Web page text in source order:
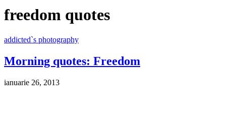
freedom quotes
addicted`s photography
Morning quotes: Freedom
ianuarie 26, 2013